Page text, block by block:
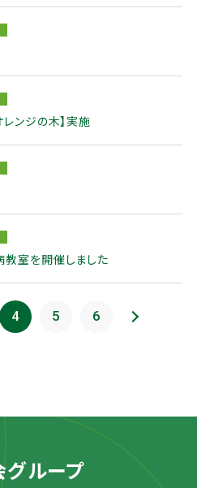
レンジの木】実施
教室を開催しました
4 5 6
ループ